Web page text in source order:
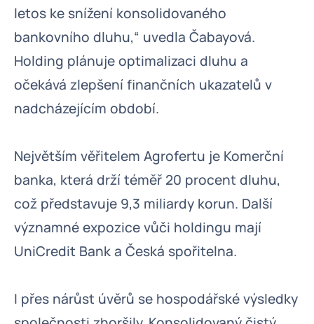
letos ke snížení konsolidovaného
bankovního dluhu,“ uvedla Čabayová.
Holding plánuje optimalizaci dluhu a
očekává zlepšení finančních ukazatelů v
nadcházejícím období.
Největším věřitelem Agrofertu je Komerční
banka, která drží téměř 20 procent dluhu,
což představuje 9,3 miliardy korun. Další
významné expozice vůči holdingu mají
UniCredit Bank a Česká spořitelna.
I přes nárůst úvěrů se hospodářské výsledky